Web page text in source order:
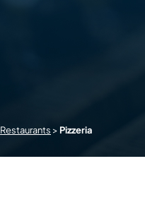
Restaurants > Pizzeria